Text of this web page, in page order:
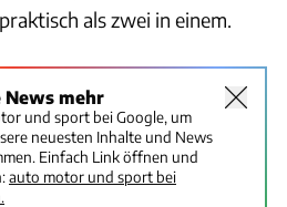
als zwei in einem.
News mehr
und sport bei Google, um
neuesten Inhalte und News
Einfach Link öffnen und
auto motor und sport bei